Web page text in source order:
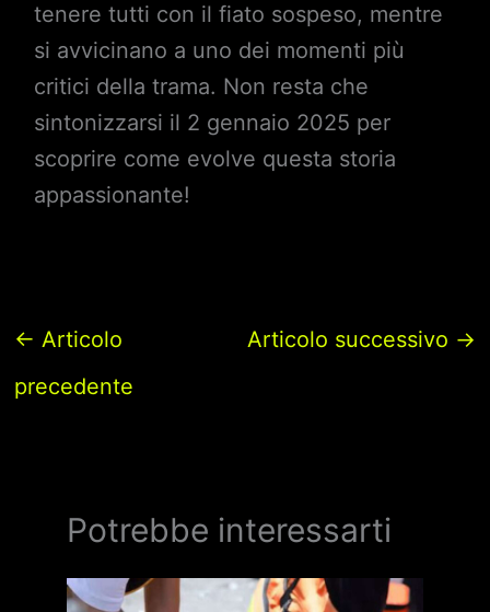
tenere tutti con il fiato sospeso, mentre
si avvicinano a uno dei momenti più
critici della trama. Non resta che
sintonizzarsi il 2 gennaio 2025 per
scoprire come evolve questa storia
appassionante!
← Articolo
precedente
Articolo successivo →
Potrebbe interessarti